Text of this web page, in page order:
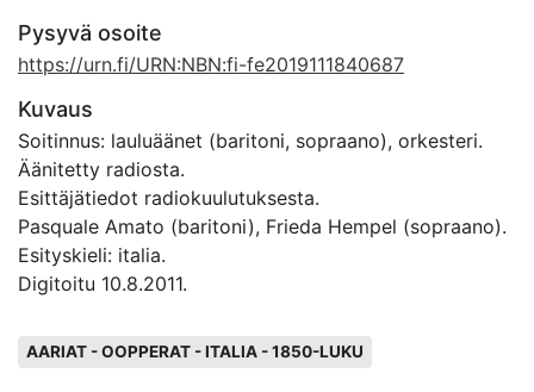
Pysyvä osoite
https://urn.fi/URN:NBN:fi-fe2019111840687
Kuvaus
Soitinnus: lauluäänet (baritoni, sopraano), orkesteri.
Äänitetty radiosta.
Esittäjätiedot radiokuulutuksesta.
Pasquale Amato (baritoni), Frieda Hempel (sopraano).
Esityskieli: italia.
Digitoitu 10.8.2011.
AARIAT - OOPPERAT - ITALIA - 1850-LUKU